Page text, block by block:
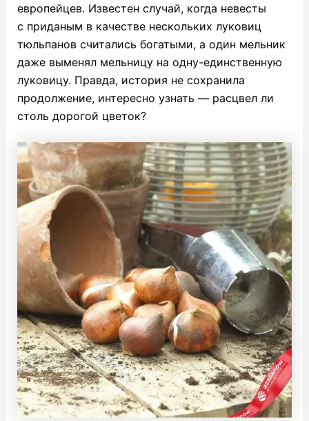
европейцев. Известен случай, когда невесты
с приданым в качестве нескольких луковиц
тюльпанов считались богатыми, а один мельник
даже выменял мельницу на одну-единственную
луковицу. Правда, история не сохранила
продолжение, интересно узнать — расцвел ли
столь дорогой цветок?